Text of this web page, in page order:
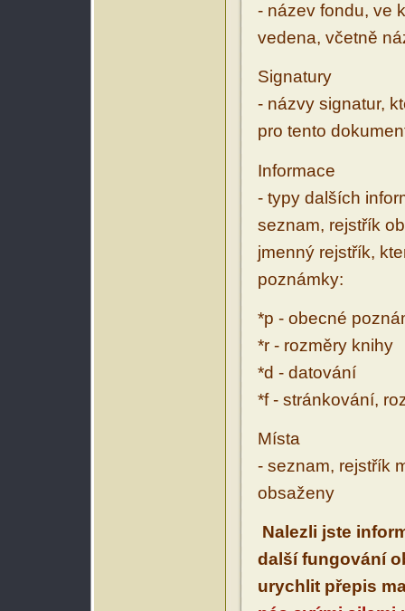
- název fondu, ve
vedena, včetně
Signatury
- názvy signatur,
pro tento
Informace
- typy dalších
seznam, rejstřík
jmenný rejstřík,
poznámky:
*p - obecné
*r - rozměry knihy
*d - datování
*f - stránkování,
Místa
- seznam, rejstřík
obsaženy
Nalezli jste
další fungování
urychlit přepis